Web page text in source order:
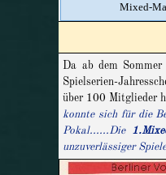
Mixed-
Da ab dem
Spielserien-
über 100 Mitglieder
konnte sich für die
Pokal......Die
unzuverlässiger